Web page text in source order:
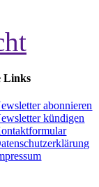
Links
abonnieren
kündigen